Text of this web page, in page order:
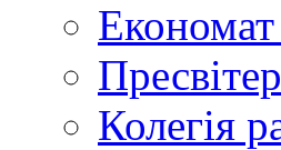
Економат
Колегія